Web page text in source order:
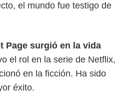
el mundo fue testigo de
Page surgió en la vida
el rol en la serie de Netflix,
en la ficción. Ha sido
éxito.